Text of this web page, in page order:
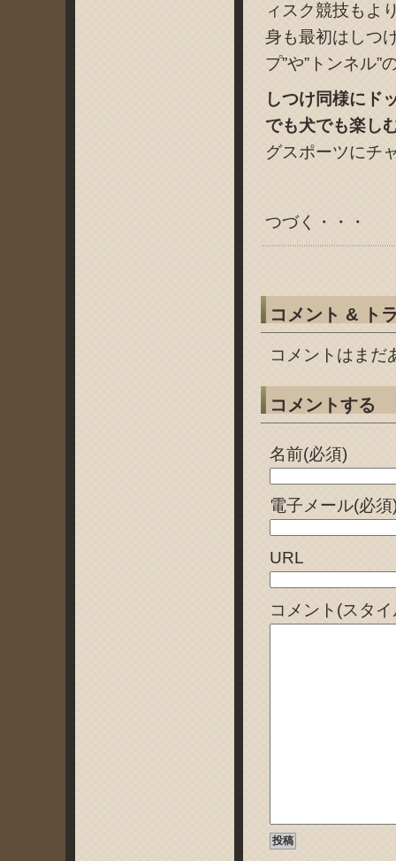
ィスク競技もよ
身も最初はしつ
プ”や”トンネル
しつけ同様にド
でも犬でも楽し
グスポーツにチ
つづく・・・
コメント & ト
コメントはまだ
コメントする
名前(必須)
電子メール(必須
URL
コメント(スタ